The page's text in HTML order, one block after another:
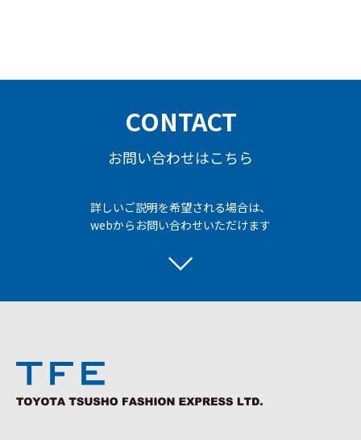
CONTACT
お問い合わせはこちら
詳しいご説明を希望される場合は、
webからお問い合わせいただけます